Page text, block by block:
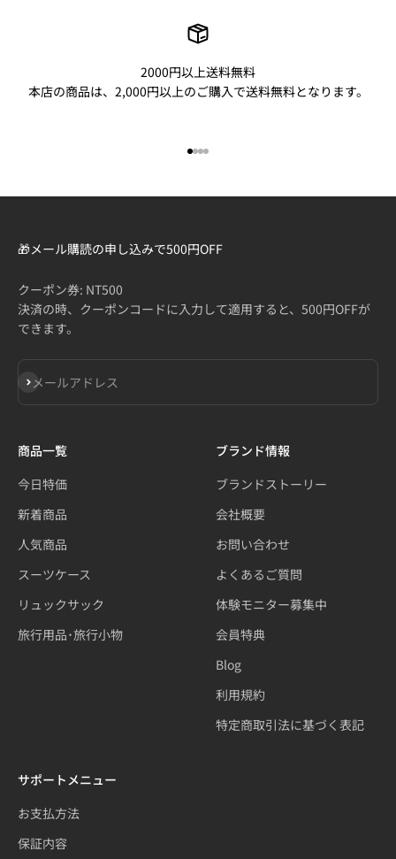
2000円以上送料無料
本店の商品は、2,000円以上のご購入で送料無料となります。
I18n Error: Missing interpolation
I18n Error: Missing interpolation
I18n Error: Missing interpolation
I18n Error: Missing interpolation
🎁メール購読の申し込みで500円OFF
クーポン券: NT500
決済の時、クーポンコードに入力して適用すると、500円OFFが
できます。
メールアドレス
登録
商品一覧
今日特価
新着商品
人気商品
スーツケース
リュックサック
旅行用品･旅行小物
ブランド情報
ブランドストーリー
会社概要
お問い合わせ
よくあるご質問
体験モニター募集中
会員特典
Blog
利用規約
特定商取引法に基づく表記
サポートメニュー
お支払方法
保証内容